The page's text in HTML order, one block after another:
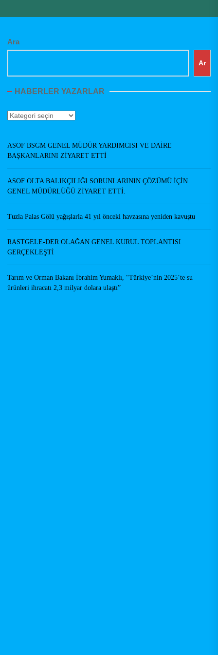
Ara
Ar
HABERLER YAZARLAR
Haberler
ASOF BSGM GENEL MÜDÜR YARDIMCISI VE DAİRE
BAŞKANLARINI ZİYARET ETTİ
ASOF OLTA BALIKÇILIĞI SORUNLARININ ÇÖZÜMÜ İÇİN
GENEL MÜDÜRLÜĞÜ ZİYARET ETTİ.
Tuzla Palas Gölü yağışlarla 41 yıl önceki havzasına yeniden kavuştu
RASTGELE-DER OLAĞAN GENEL KURUL TOPLANTISI
GERÇEKLEŞTİ
Tarım ve Orman Bakanı İbrahim Yumaklı, “Türkiye’nin 2025’te su
ürünleri ihracatı 2,3 milyar dolara ulaştı”